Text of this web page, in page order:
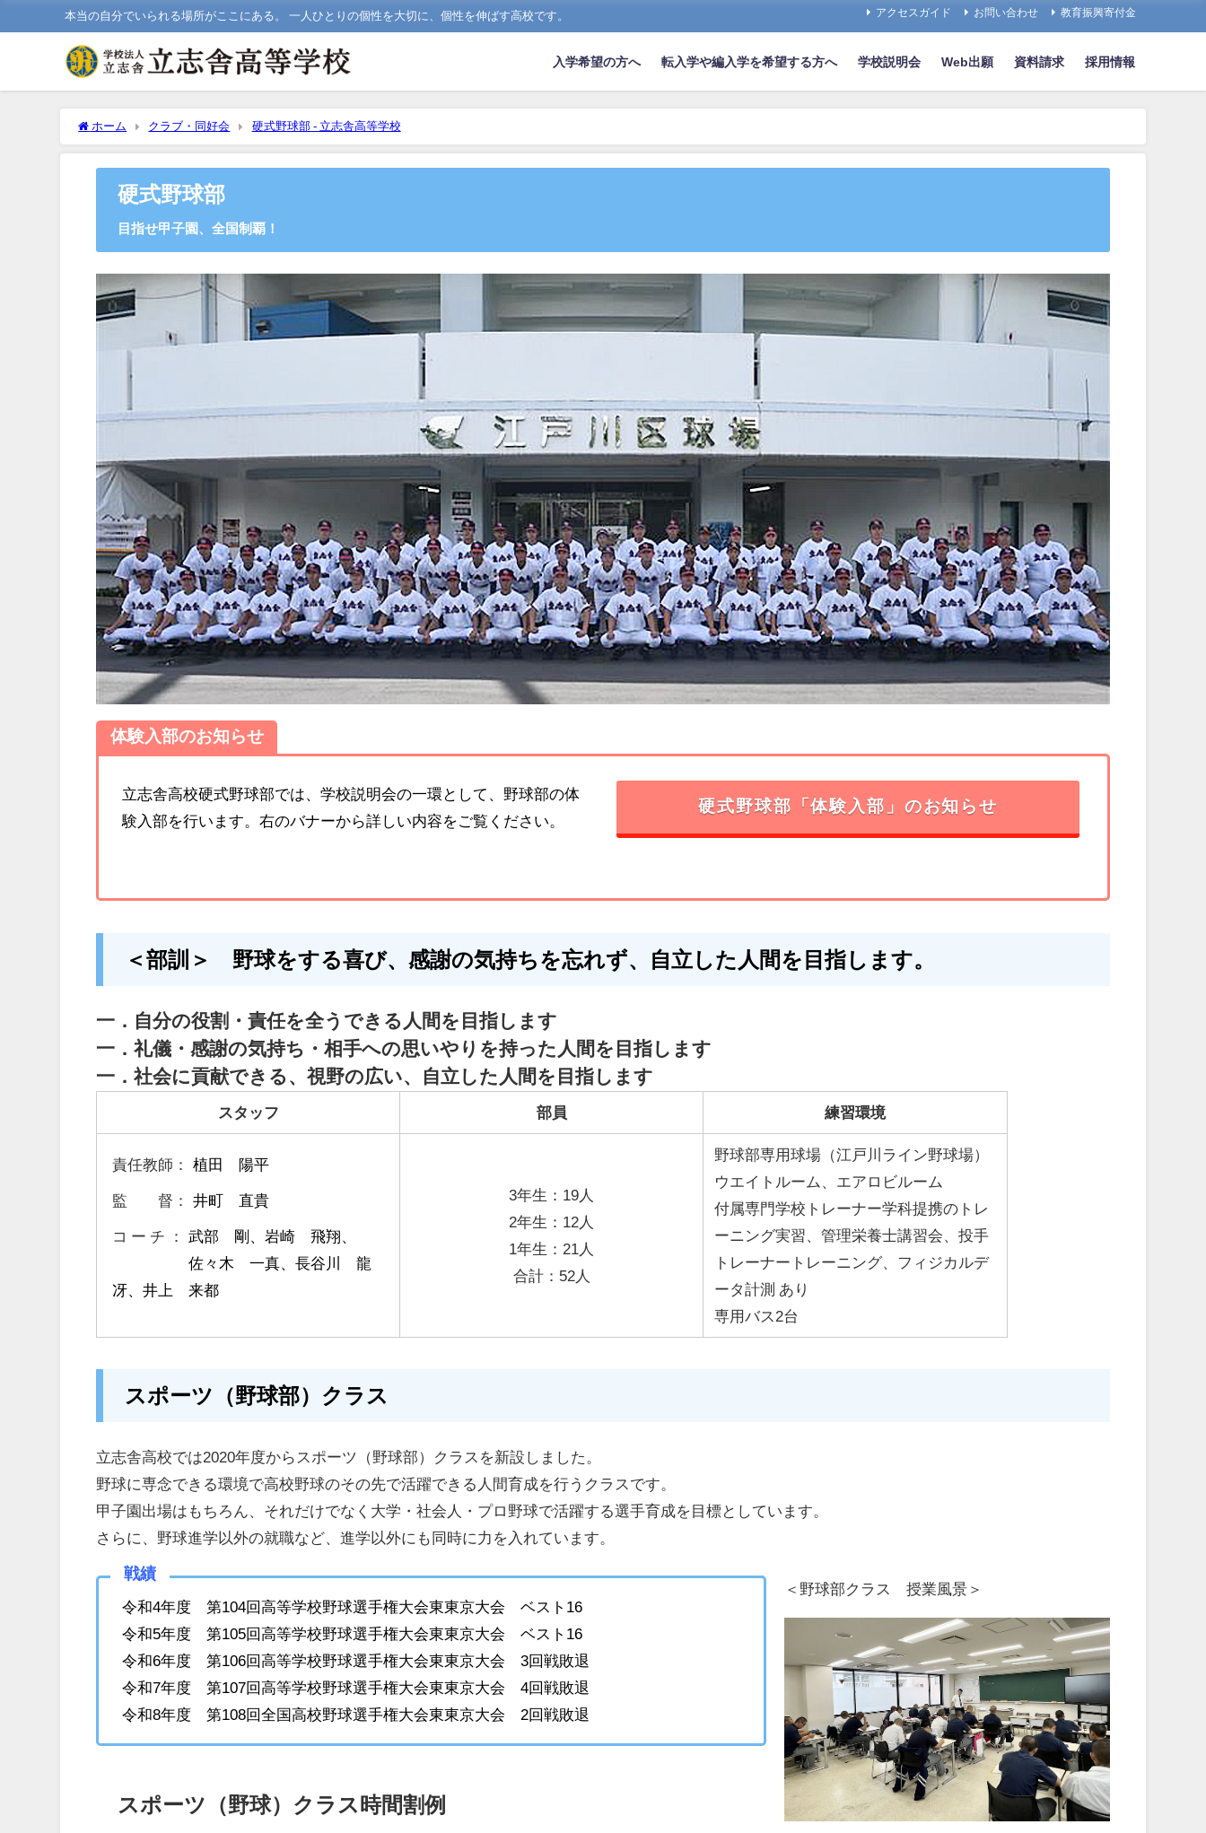
本当の自分でいられる場所がここにある。 一人ひとりの個性を大切に、個性を伸ばす高校です。 アクセスガイド お問い合わせ 教育振興寄付金
入学希望の方へ 転入学や編入学を希望する方へ 学校説明会 Web出願 資料請求 採用情報
ホーム クラブ・同好会 硬式野球部 - 立志舎高等学校
硬式野球部
目指せ甲子園、全国制覇！
体験入部のお知らせ
立志舎高校硬式野球部では、学校説明会の一環として、野球部の体
験入部を行います。右のバナーから詳しい内容をご覧ください。
硬式野球部「体験入部」のお知らせ
＜部訓＞ 野球をする喜び、感謝の気持ちを忘れず、自立した人間を目指します。
一．自分の役割・責任を全うできる人間を目指します
一．礼儀・感謝の気持ち・相手への思いやりを持った人間を目指します
一．社会に貢献できる、視野の広い、自立した人間を目指します
スタッフ 部員 練習環境
責任教師： 植田 陽平
監 督： 井町 直貴
コ ー チ ：
武部 剛、岩崎 飛翔、
佐々木 一真、長谷川 龍
冴、井上 来都
3年生：19人
2年生：12人
1年生：21人
合計：52人
野球部専用球場（江戸川ライン野球場）
ウエイトルーム、エアロビルーム
付属専門学校トレーナー学科提携のトレ
ーニング実習、管理栄養士講習会、投手
トレーナートレーニング、フィジカルデ
ータ計測 あり
専用バス2台
スポーツ（野球部）クラス
立志舎高校では2020年度からスポーツ（野球部）クラスを新設しました。
野球に専念できる環境で高校野球のその先で活躍できる人間育成を行うクラスです。
甲子園出場はもちろん、それだけでなく大学・社会人・プロ野球で活躍する選手育成を目標としています。
さらに、野球進学以外の就職など、進学以外にも同時に力を入れています。
戦績
令和4年度 第104回高等学校野球選手権大会東東京大会 ベスト16
令和5年度 第105回高等学校野球選手権大会東東京大会 ベスト16
令和6年度 第106回高等学校野球選手権大会東東京大会 3回戦敗退
令和7年度 第107回高等学校野球選手権大会東東京大会 4回戦敗退
令和8年度 第108回全国高校野球選手権大会東東京大会 2回戦敗退
スポーツ（野球）クラス時間割例
＜野球部クラス 授業風景＞